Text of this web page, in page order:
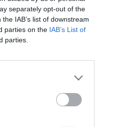
separately opt-out of the
IAB’s list of downstream
parties on the IAB’s List of
parties.
A tüzet
nélkül